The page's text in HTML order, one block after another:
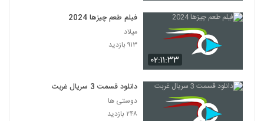
۰۲:۱۱:۳۳
فیلم طعم چیزها 2024
میلاد
۹۱۳ بازدید
دانلود قسمت 3 سریال غربت
دوستی ها
۲۴۸ بازدید